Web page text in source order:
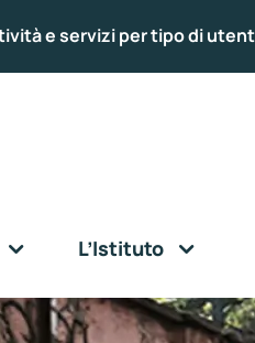
e servizi per tipo di
L’Istituto